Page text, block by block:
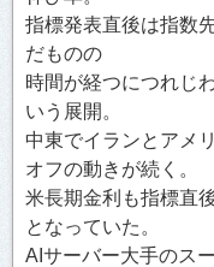
指標発表直後は指数
だものの
時間が経つにつれじ
いう展開。
中東でイランとアメ
オフの動きが続く。
米長期金利も指標直
となっていた。
AIサーバー大手のス